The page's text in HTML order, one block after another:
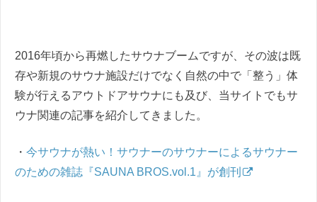
2016年頃から再燃したサウナブームですが、その波は既
存や新規のサウナ施設だけでなく自然の中で「整う」体
験が行えるアウトドアサウナにも及び、当サイトでもサ
ウナ関連の記事を紹介してきました。
・ 今サウナが熱い！サウナーのサウナーによるサウナー
のための雑誌『SAUNA BROS.vol.1』が創刊